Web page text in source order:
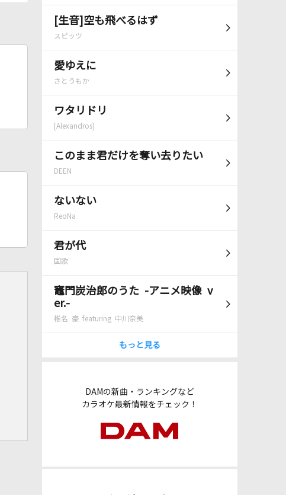
[生音]空も飛べるはず
スピッツ
愛ゆえに
さとうもか
ワタリドリ
[Alexandros]
このまま君だけを奪い去りたい
DEEN
ないない
ReoNa
君が代
国歌
竈門炭治郎のうた -アニメ映像 v
er.-
椎名 豪 featuring 中川奈美
もっと見る
DAMの新曲・ランキングなど
カラオケ最新情報をチェック！